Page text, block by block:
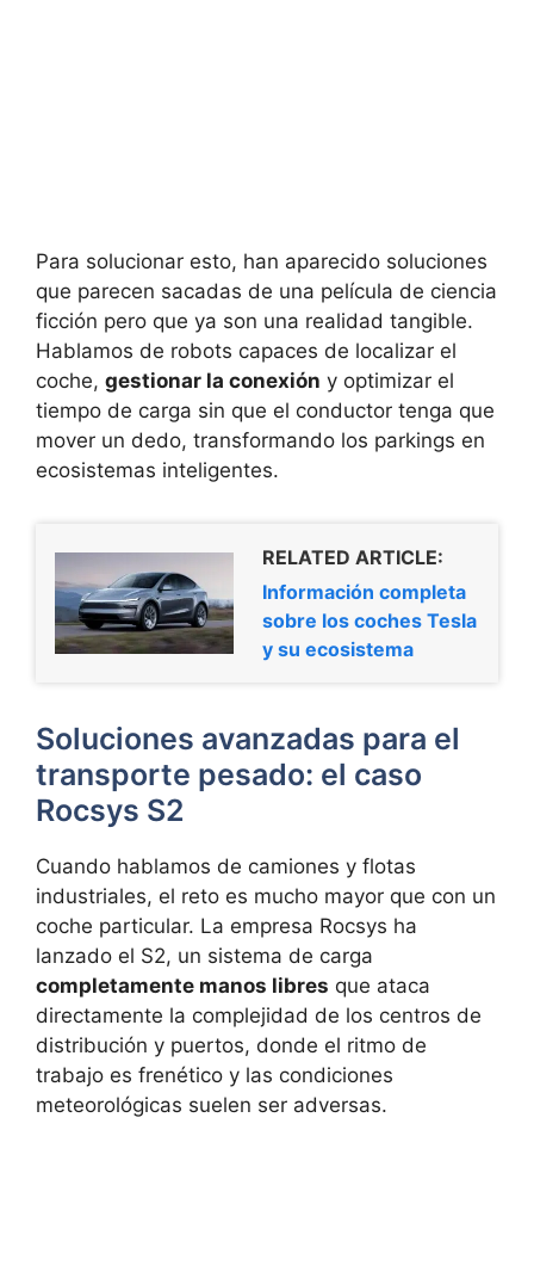
Para solucionar esto, han aparecido soluciones
que parecen sacadas de una película de ciencia
ficción pero que ya son una realidad tangible.
Hablamos de robots capaces de localizar el
coche, gestionar la conexión y optimizar el
tiempo de carga sin que el conductor tenga que
mover un dedo, transformando los parkings en
ecosistemas inteligentes.
RELATED ARTICLE:
Información completa
sobre los coches Tesla
y su ecosistema
Soluciones avanzadas para el
transporte pesado: el caso
Rocsys S2
Cuando hablamos de camiones y flotas
industriales, el reto es mucho mayor que con un
coche particular. La empresa Rocsys ha
lanzado el S2, un sistema de carga
completamente manos libres que ataca
directamente la complejidad de los centros de
distribución y puertos, donde el ritmo de
trabajo es frenético y las condiciones
meteorológicas suelen ser adversas.